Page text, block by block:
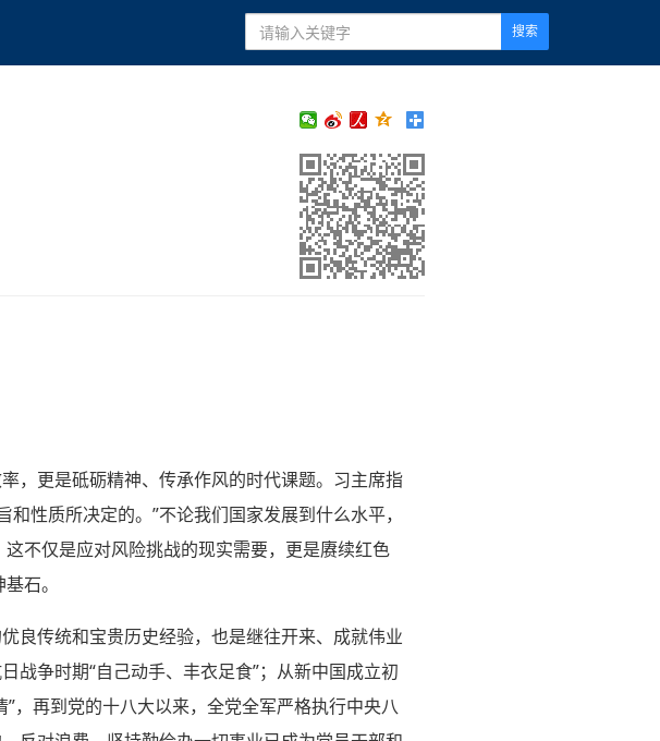
搜索
，更是砥砺精神、传承作风的时代课题。习主席指
性质所决定的。”不论我们国家发展到什么水平，
不仅是应对风险挑战的现实需要，更是赓续红色
石。
良传统和宝贵历史经验，也是继往开来、成就伟业
战争时期“自己动手、丰衣足食”；从新中国成立初
，再到党的十八大以来，全党全军严格执行中央八